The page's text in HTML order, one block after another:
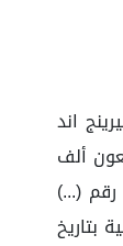
فورتون انجينيرينج اند
رقم (...) مبلغاً قدره (670,905) ستمائة وسبعون ألف
(...)
20م بمبلغ 260.000 ريال والدفعة الثانية بتاريخ